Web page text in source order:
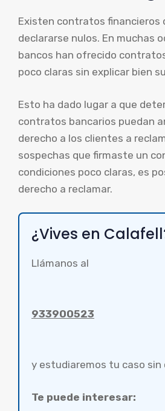
Existen contratos financieros
declararse nulos. En muchas
bancos han ofrecido
poco claras sin explicar bien
Esto ha dado lugar a que
contratos bancarios puedan
derecho a los clientes a
sospechas que firmaste un
condiciones poco claras, es
derecho a reclamar.
¿Vives en
Llámanos al
933900523
y estudiaremos tu caso sin
Te puede interesar: